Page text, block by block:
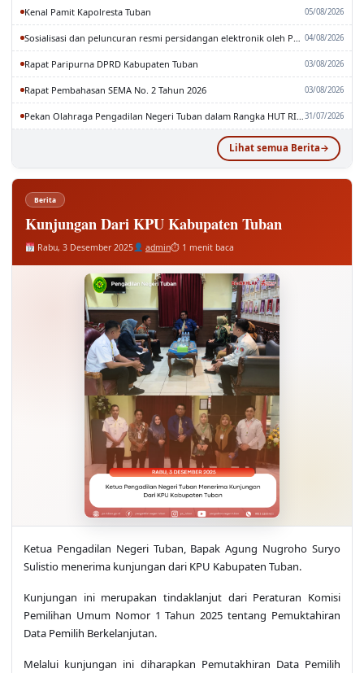
Kenal Pamit Kapolresta Tuban 05/08/2026
04/08/2026
Rapat Paripurna DPRD Kabupaten Tuban 03/08/2026
Rapat Pembahasan SEMA No. 2 Tahun 2026 03/08/2026
31/07/2026
Lihat semua Berita
Berita
Kunjungan Dari KPU Kabupaten Tuban
Rabu, 3 Desember 2025 admin⏱ 1 menit baca
Ketua Pengadilan Negeri Tuban, Bapak Agung Nugroho Suryo
Sulistio menerima kunjungan dari KPU Kabupaten Tuban.
Kunjungan ini merupakan tindaklanjut dari Peraturan Komisi
Pemilihan Umum Nomor 1 Tahun 2025 tentang Pemuktahiran
Data Pemilih Berkelanjutan.
Melalui kunjungan ini diharapkan Pemutakhiran Data Pemilih